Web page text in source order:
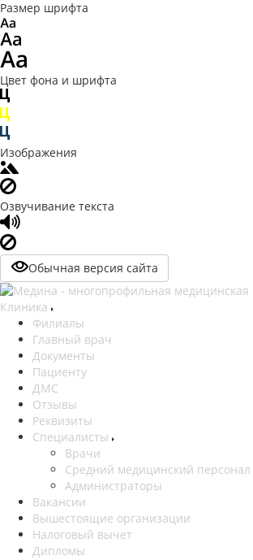
Размер шрифта
Цвет фона и шрифта
Изображения
Озвучивание текста
Обычная версия сайта
Клиника
Филиалы
Главный врач
Документы
Пациенту
ДМС
Отзывы
Реквизиты
Специалисты
Врачи
Средний медицинский персонал
Администраторы
Вакансии
Вышестоящие организации
Налоговый вычет
Дипломы